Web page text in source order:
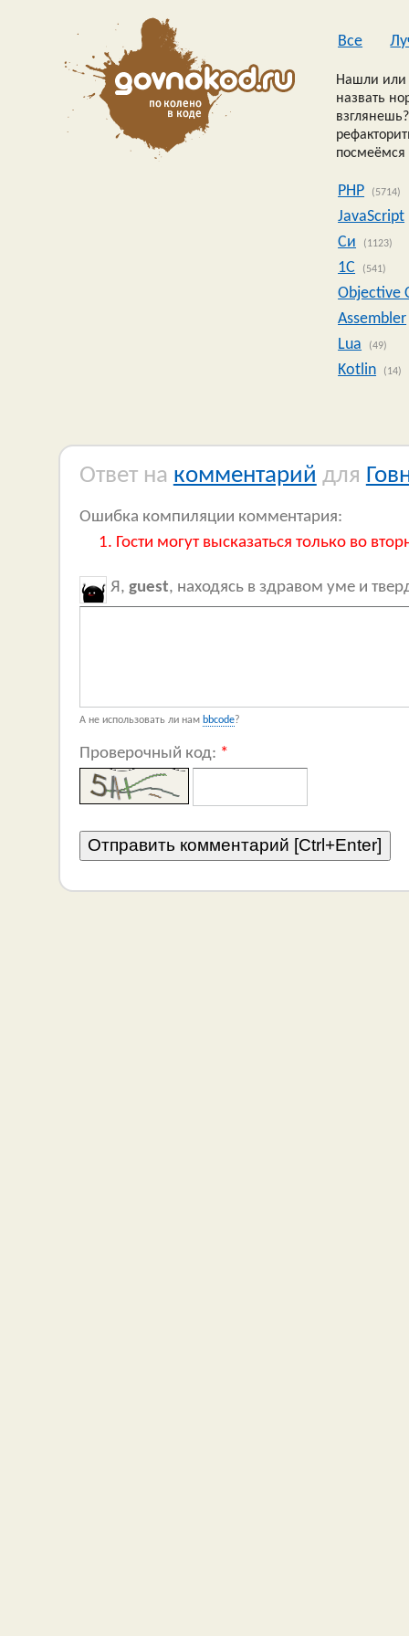
Все
Нашли или
назвать
посмеёмся
PHP (5714)
JavaScript
Си
(1123)
1C (541)
Objective
Assembler
Lua
(49)
Kotlin (14)
Ответ на комментарий для
Ошибка компиляции комментария:
Гости могут высказаться только во
Я, guest, находясь в здравом уме и
А не использовать ли нам bbcode?
Проверочный код: *